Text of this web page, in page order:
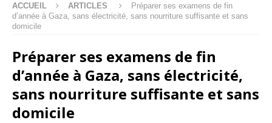
ACCUEIL ARTICLES
Préparer ses examens de fin
d’année à Gaza, sans électricité, sans nourriture suffisante et sans
domicile
Préparer ses examens de fin
d’année à Gaza, sans électricité,
sans nourriture suffisante et sans
domicile